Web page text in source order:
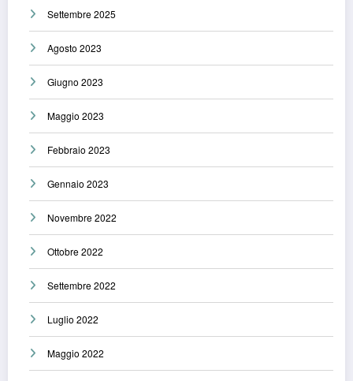
Settembre 2025
Agosto 2023
Giugno 2023
Maggio 2023
Febbraio 2023
Gennaio 2023
Novembre 2022
Ottobre 2022
Settembre 2022
Luglio 2022
Maggio 2022